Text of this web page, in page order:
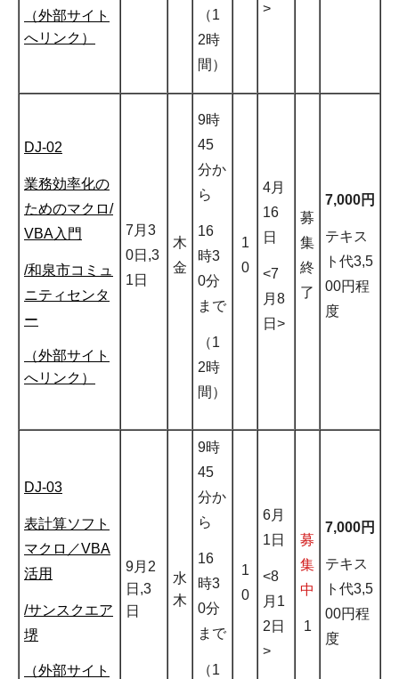
（外部サイト
へリンク）
（1
2時
間）
>
DJ-02
業務効率化の
ためのマクロ/
VBA入門
/和泉市コミュ
ニティセンタ
ー
（外部サイト
へリンク）
7月3
0日,3
1日
木
金
9時
45
分か
ら
16
時3
0分
まで
（1
2時
間）
1
0
4月
16
日
<7
月8
日>
募
集
終
了
7,000円
テキス
ト代3,5
00円程
度
DJ-03
表計算ソフト
マクロ／VBA
活用
/サンスクエア
堺
（外部サイト
9月2
日,3
日
水
木
9時
45
分か
ら
16
時3
0分
まで
（1
1
0
6月
1日
<8
月1
2日
>
募
集
中
1
7,000円
テキス
ト代3,5
00円程
度